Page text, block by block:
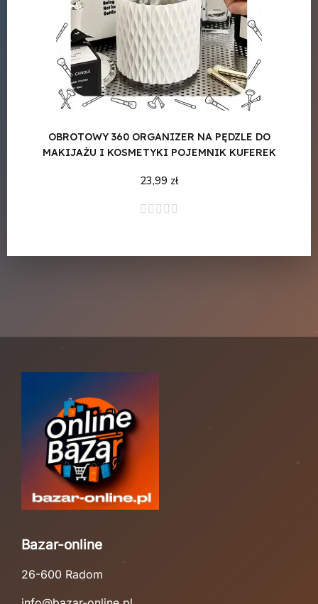
OBROTOWY 360 ORGANIZER NA PĘDZLE DO
MAKIJAŻU I KOSMETYKI POJEMNIK KUFEREK
23,99 zł
    
Dodaj do koszyka
Bazar-online
26-600 Radom